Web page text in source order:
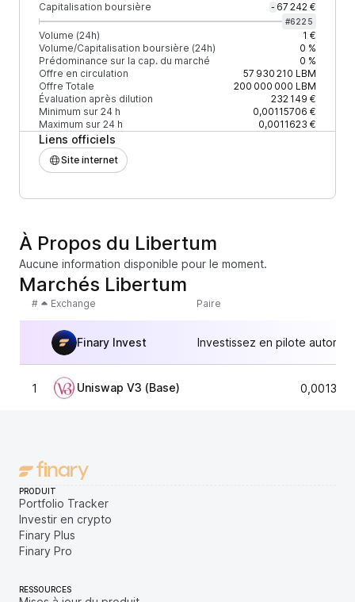
Capitalisation boursière - 67 242 €
#6225
Volume (24h)
1 €
Volume/Capitalisation boursière (24h)
0 %
Prédominance sur la cap. du marché
0 %
Offre en circulation
57 930 210 LBM
Offre Totale
200 000 000 LBM
Évaluation après dilution
232 149 €
Minimum sur 24 h
0,00115706 €
Maximum sur 24 h
0,0011623 €
Liens officiels
Site internet
À Propos du Libertum
Aucune information disponible pour le moment.
Marchés Libertum
# Exchange Paire
Finary Invest Investissez en pilote
1 Uniswap V3 (Base)
PRODUIT
Portfolio Tracker
Investir en crypto
Finary Plus
Finary Pro
RESSOURCES